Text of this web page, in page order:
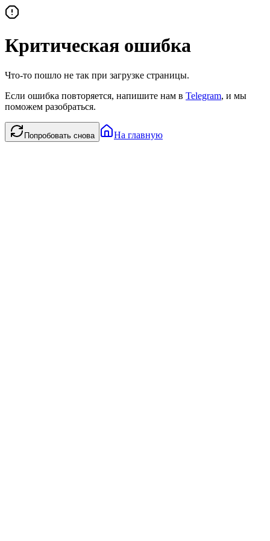
Критическая ошибка
Что-то пошло не так при загрузке страницы.
Если ошибка повторяется, напишите нам в Telegram, и мы
поможем разобраться.
Попробовать снова На главную